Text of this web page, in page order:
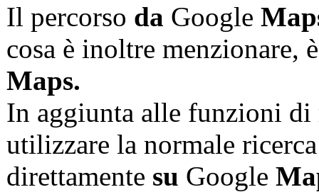
Il percorso da Google
cosa è inoltre menzionare,
Maps.
In aggiunta alle funzioni di
utilizzare la normale
direttamente su Google